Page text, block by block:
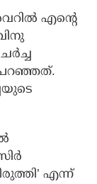
എന്റെ
പറഞ്ഞത്.
എന്ന്